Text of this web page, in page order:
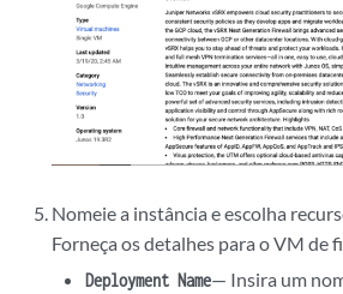
Nomeie a instância e escolha
Forneça os detalhes para o VM de
Deployment Name— Insira um